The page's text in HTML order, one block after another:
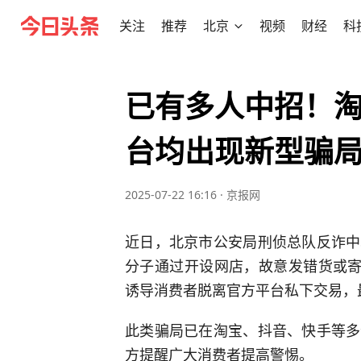
关注 推荐 北京 视频 财经 科
已有多人中招！
台均出现新型骗
2025-07-22 16:16 · 京报网
近日，北京市公安局刑侦总队反诈
分子通过开设网店，故意发错货或
诱导消费者脱离官方平台私下交易
此类骗局已在淘宝、抖音、快手等
方提醒广大消费者提高警惕。